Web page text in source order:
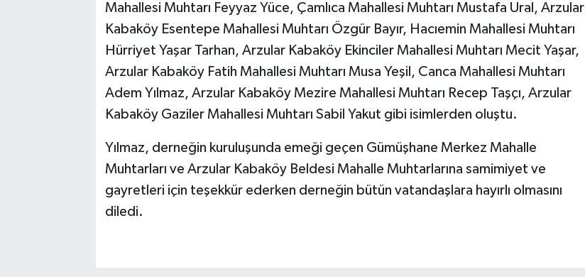
Mahallesi Muhtarı Feyyaz Yüce, Çamlıca Mahallesi Muhtarı Mustafa Ural, Arzular
Kabaköy Esentepe Mahallesi Muhtarı Özgür Bayır, Hacıemin Mahallesi Muhtarı
Hürriyet Yaşar Tarhan, Arzular Kabaköy Ekinciler Mahallesi Muhtarı Mecit Yaşar,
Arzular Kabaköy Fatih Mahallesi Muhtarı Musa Yeşil, Canca Mahallesi Muhtarı
Adem Yılmaz, Arzular Kabaköy Mezire Mahallesi Muhtarı Recep Taşçı, Arzular
Kabaköy Gaziler Mahallesi Muhtarı Sabil Yakut gibi isimlerden oluştu.
Yılmaz, derneğin kuruluşunda emeği geçen Gümüşhane Merkez Mahalle
Muhtarları ve Arzular Kabaköy Beldesi Mahalle Muhtarlarına samimiyet ve
gayretleri için teşekkür ederken derneğin bütün vatandaşlara hayırlı olmasını
diledi.